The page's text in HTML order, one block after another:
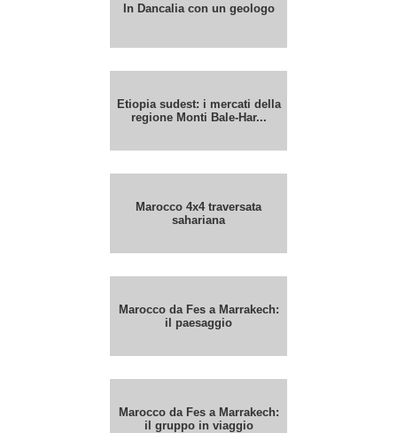
In Dancalia con un geologo
Etiopia sudest: i mercati della
regione Monti Bale-Har...
Marocco 4x4 traversata
sahariana
Marocco da Fes a Marrakech:
il paesaggio
Marocco da Fes a Marrakech:
il gruppo in viaggio